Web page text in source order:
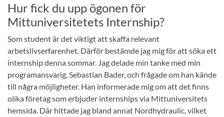
Hur fick du upp ögonen för
Mittuniversitetets Internship?
Som student är det viktigt att skaffa relevant
arbetslivserfarenhet. Därför bestämde jag mig för att söka ett
internship denna sommar. Jag delade min tanke med min
programansvarig, Sebastian Bader, och frågade om han kände
till några möjligheter. Han informerade mig om att det finns
olika företag som erbjuder internships via Mittuniversitets
hemsida. Där hittade jag bland annat Nordhydraulic, vilket